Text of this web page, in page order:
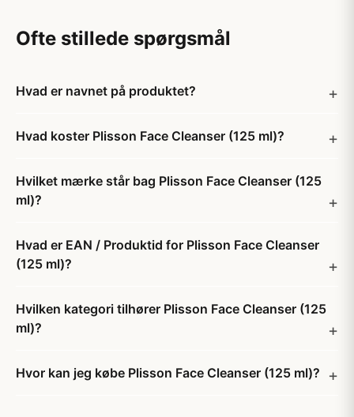
Ofte stillede spørgsmål
Hvad er navnet på produktet?
Hvad koster Plisson Face Cleanser (125 ml)?
Hvilket mærke står bag Plisson Face Cleanser (125
ml)?
Hvad er EAN / Produktid for Plisson Face Cleanser
(125 ml)?
Hvilken kategori tilhører Plisson Face Cleanser (125
ml)?
Hvor kan jeg købe Plisson Face Cleanser (125 ml)?